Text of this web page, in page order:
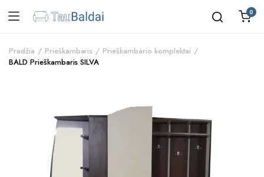
0
Pradžia Prieškambaris
Prieškambario komplektai
BALD Prieškambaris SILVA